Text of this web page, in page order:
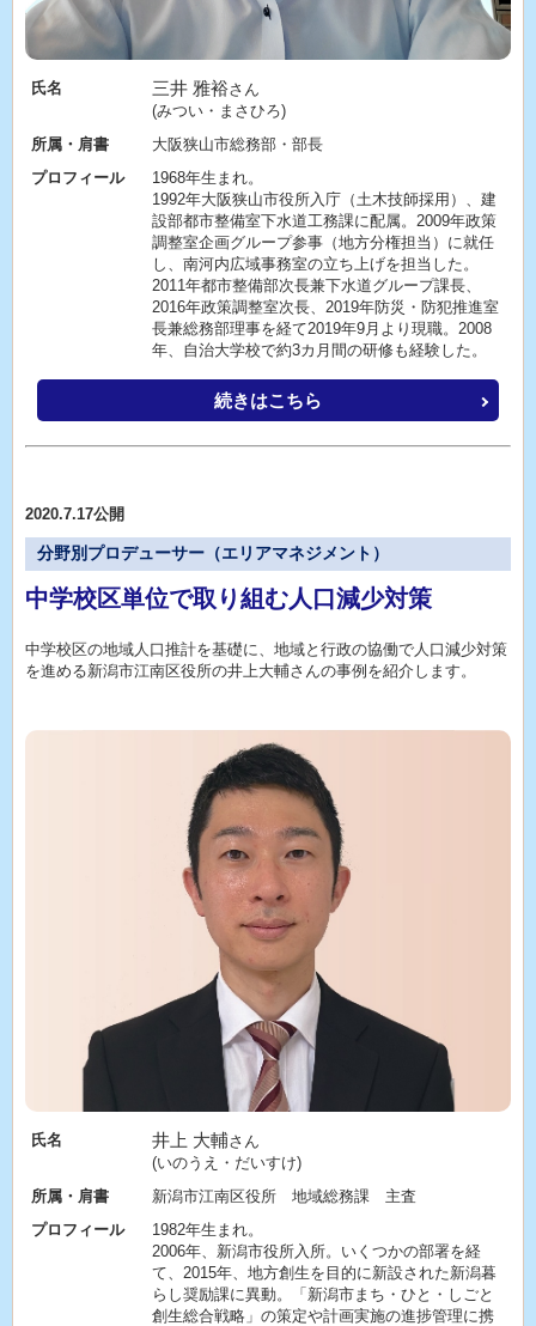
氏名 三井 雅裕さん
(みつい・まさひろ)
所属・肩書
大阪狭山市総務部・部長
プロフィール
1968年生まれ。
1992年大阪狭山市役所入庁（土木技師採用）、建
設部都市整備室下水道工務課に配属。2009年政策
調整室企画グループ参事（地方分権担当）に就任
し、南河内広域事務室の立ち上げを担当した。
2011年都市整備部次長兼下水道グループ課長、
2016年政策調整室次長、2019年防災・防犯推進室
長兼総務部理事を経て2019年9月より現職。2008
年、自治大学校で約3カ月間の研修も経験した。
続きはこちら
2020.7.17公開
分野別プロデューサー（エリアマネジメント）
中学校区単位で取り組む人口減少対策
中学校区の地域人口推計を基礎に、地域と行政の協働で人口減少対策
を進める新潟市江南区役所の井上大輔さんの事例を紹介します。
氏名 井上 大輔さん
(いのうえ・だいすけ)
所属・肩書
新潟市江南区役所 地域総務課 主査
プロフィール
1982年生まれ。
2006年、新潟市役所入所。いくつかの部署を経
て、2015年、地方創生を目的に新設された新潟暮
らし奨励課に異動。「新潟市まち・ひと・しごと
創生総合戦略」の策定や計画実施の進捗管理に携